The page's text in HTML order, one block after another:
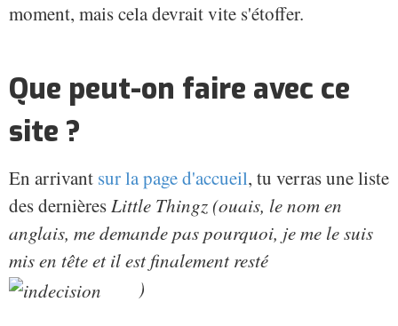
moment, mais cela devrait vite s'étoffer.
Que peut-on faire avec ce
site ?
En arrivant sur la page d'accueil, tu verras une liste
des dernièresLittle Thingz (ouais, le nom en
anglais, me demande pas pourquoi, je me le suis
mis en tête et il est finalement resté
)